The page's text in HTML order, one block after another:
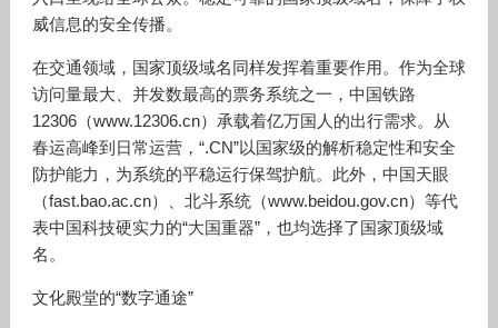
威信息的安全传播。
在交通领域，国家顶级域名同样发挥着重要作用。作为全球
访问量最大、并发数最高的票务系统之一，中国铁路
12306（www.12306.cn）承载着亿万国人的出行需求。从
春运高峰到日常运营，“.CN”以国家级的解析稳定性和安全
防护能力，为系统的平稳运行保驾护航。此外，中国天眼
（fast.bao.ac.cn）、北斗系统（www.beidou.gov.cn）等代
表中国科技硬实力的“大国重器”，也均选择了国家顶级域
名。
文化殿堂的“数字通途”